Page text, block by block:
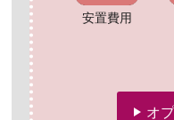
安置費用
オ